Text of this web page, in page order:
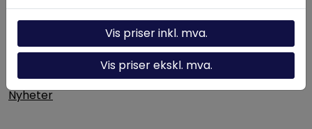
Hydraulikk-kalkulator
Nyheter
Vis priser inkl. mva.
Vis priser ekskl. mva.